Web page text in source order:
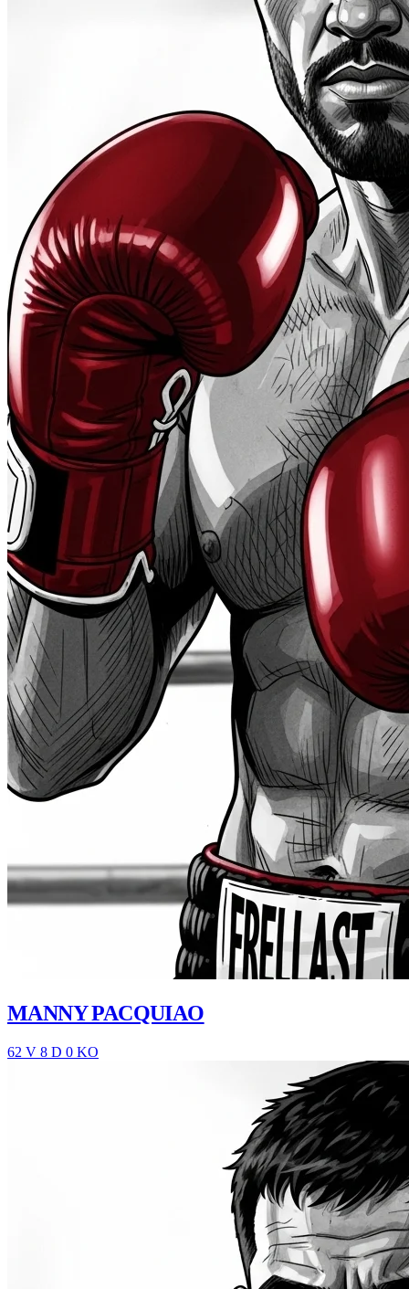
MANNY PACQUIAO
62 V 8 D 0 KO